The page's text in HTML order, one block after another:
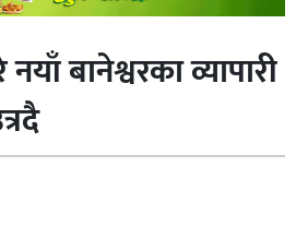
बानेश्वरका व्यापारी